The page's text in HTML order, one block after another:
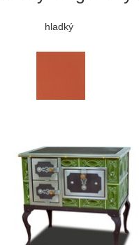
hladký